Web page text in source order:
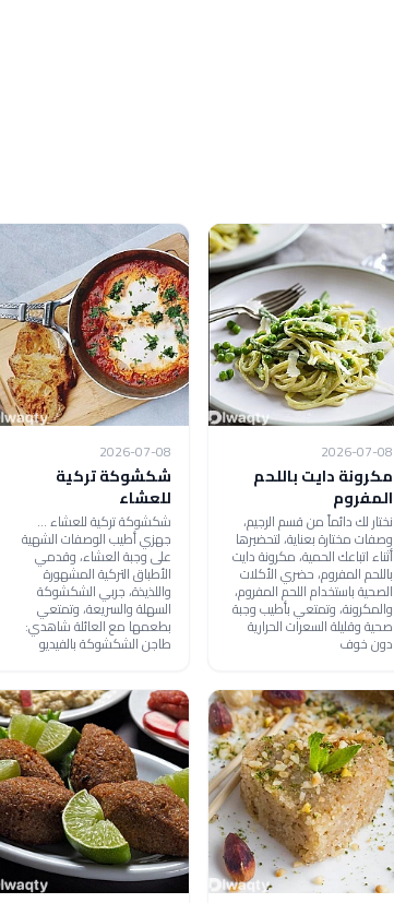
2026-07-08
مكرونة دايت باللحم
المفروم
نختار لك دائماً من قسم الرجيم،
وصفات مختارة بعناية، لتحضيرها
أثناء اتباعك الحمية، مكرونة دايت
باللحم المفروم، حضري الأكلات
الصحية باستخدام اللحم المفروم،
والمكرونة، وتمتعي بأطيب وجبة
صحية وقليلة السعرات الحرارية
دون خوف
2026-07-08
شكشوكة تركية
للعشاء
شكشوكة تركية للعشاء ...
جهزي أطيب الوصفات الشهية
على وجبة العشاء، وقدمي
الأطباق التركية المشهورة
واللذيذة، جربي الشكشوكة
السهلة والسريعة، وتمتعي
بطعمها مع العائلة شاهدي:
طاجن الشكشوكة بالفيديو